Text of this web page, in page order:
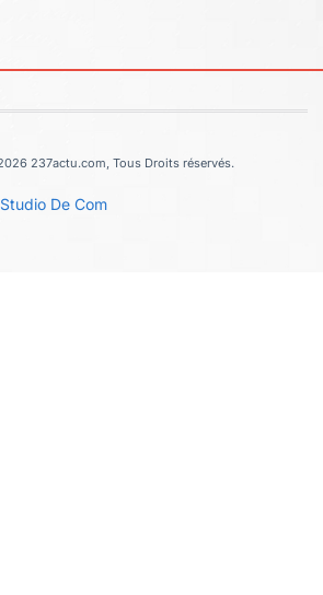
237actu.com, Tous Droits réservés.
Studio De Com